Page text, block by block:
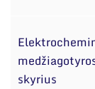
skyrius